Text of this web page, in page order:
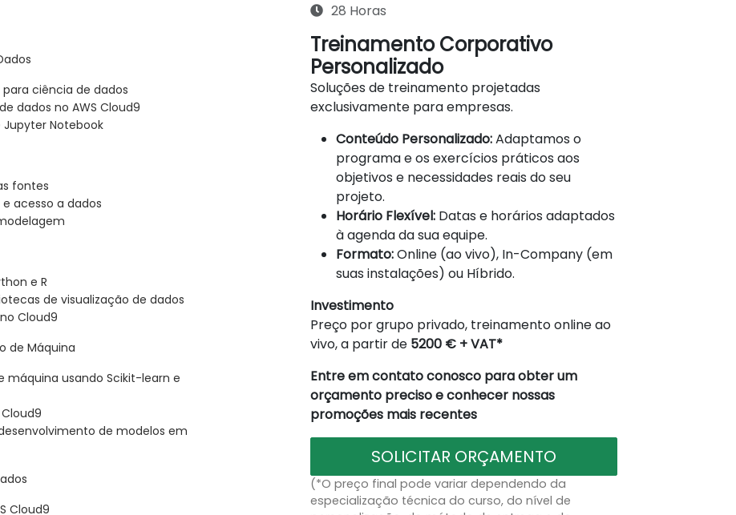
para ciência de dados
dados no AWS Cloud9
Jupyter Notebook
fontes
acesso a dados
e R
de visualização de dados
Cloud9
de Máquina
máquina usando Scikit-learn e
de modelos em
Cloud9
28 Horas
Treinamento Corporativo
Personalizado
Soluções de treinamento projetadas
exclusivamente para empresas.
Conteúdo Personalizado:Adaptamos o
programa e os exercícios práticos aos
objetivos e necessidades reais do seu
projeto.
Horário Flexível:Datas e horários adaptados
à agenda da sua equipe.
Formato:Online (ao vivo), In-Company (em
suas instalações) ou Híbrido.
Investimento
Preço por grupo privado, treinamento online ao
vivo, a partir de 5200 € + VAT*
Entre em contato conosco para obter um
orçamento preciso e conhecer nossas
promoções mais recentes
SOLICITAR ORÇAMENTO
(*O preço final pode variar dependendo da
especialização técnica do curso, do nível de